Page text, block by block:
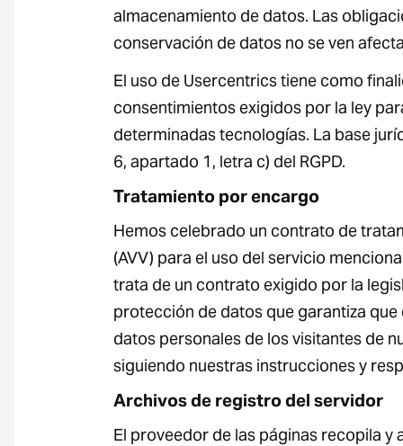
almacenamiento de datos. Las
conservación de datos no se ven
El uso de Usercentrics tiene como
consentimientos exigidos por la ley
determinadas tecnologías. La base
6, apartado 1, letra c) del RGPD.
Tratamiento por encargo
Hemos celebrado un contrato de
(AVV) para el uso del servicio
trata de un contrato exigido por la
protección de datos que garantiza
datos personales de los visitantes de
siguiendo nuestras instrucciones y
Archivos de registro del servidor
El proveedor de las páginas recopila y